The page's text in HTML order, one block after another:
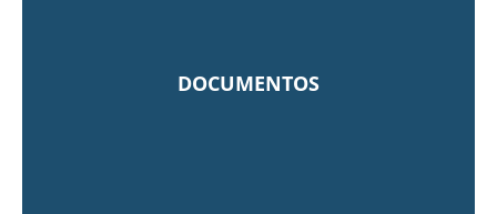
DOCUMENTOS